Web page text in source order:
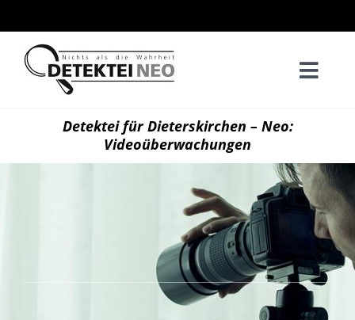
Inhalt
springen
Detektei für Dieterskirchen – Neo:
Videoüberwachungen